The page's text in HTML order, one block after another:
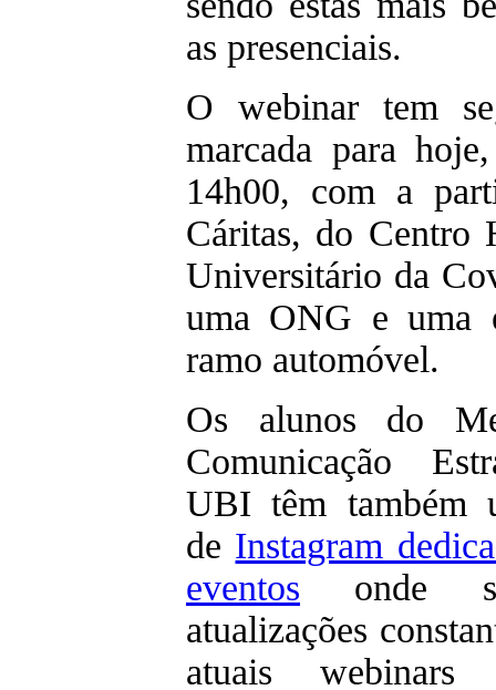
as presenciais.
O webinar tem
marcada para
14h00, com a
Cáritas, do Centro
Universitário da
uma ONG e uma
ramo automóvel.
Os alunos do
Comunicação
UBI têm também
de Instagram
eventos onde
atualizações
atuais